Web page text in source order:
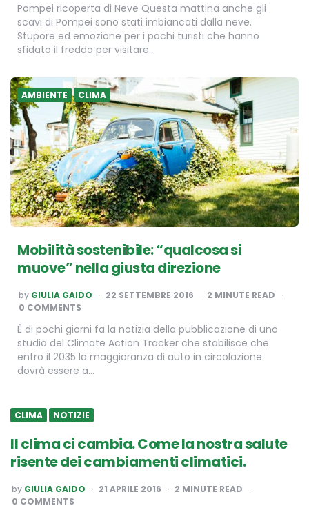
Pompei ricoperta di Neve Questa mattina anche gli
scavi di Pompei sono stati imbiancati dalla neve.
Stupore ed emozione per i pochi turisti che hanno
sfidato il freddo per visitare…
AMBIENTE CLIMA
Mobilità sostenibile: “qualcosa si
muove” nella giusta direzione
POSTED
BY
by GIULIA GAIDO 22 SETTEMBRE 2016 2 MINUTE READ
0 COMMENTS
È di pochi giorni fa la notizia della pubblicazione di uno
studio del Climate Action Tracker che stabilisce che
entro il 2035 la maggioranza di auto in circolazione
dovrà essere a…
CLIMA NOTIZIE
Il clima ci cambia. Come la nostra salute
risente dei cambiamenti climatici.
POSTED
BY
by GIULIA GAIDO 21 APRILE 2016 2 MINUTE READ
0 COMMENTS